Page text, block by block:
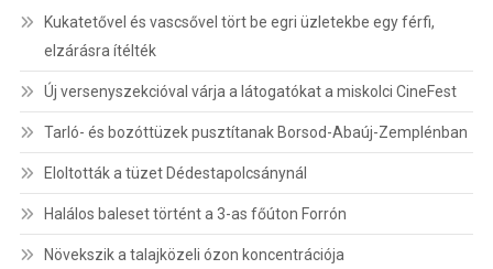
Kukatetővel és vascsővel tört be egri üzletekbe egy férfi,
elzárásra ítélték
Új versenyszekcióval várja a látogatókat a miskolci CineFest
Tarló- és bozóttüzek pusztítanak Borsod-Abaúj-Zemplénban
Eloltották a tüzet Dédestapolcsánynál
Halálos baleset történt a 3-as főúton Forrón
Növekszik a talajközeli ózon koncentrációja